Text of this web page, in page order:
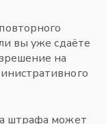
вы уже сдаёте
на
штрафа может